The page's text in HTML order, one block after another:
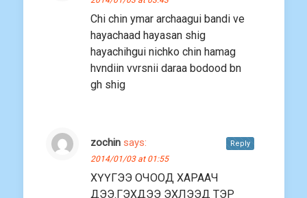
Chi chin ymar archaagui bandi ve
hayachaad hayasan shig
hayachihgui nichko chin hamag
hvndiin vvrsnii daraa bodood bn
gh shig
zochin says:
2014/01/03 at 01:55
ХҮҮГЭЭ ОЧООД ХАРААЧ
ДЭЭ.ГЭХДЭЭ ЭХЛЭЭД ТЭР
Reply